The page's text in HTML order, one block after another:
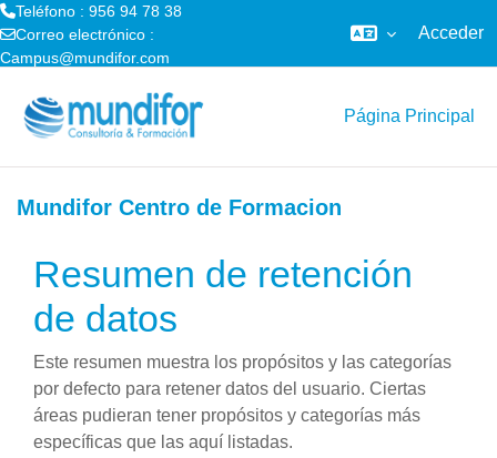
Teléfono : 956 94 78 38
Correo electrónico :
Campus@mundifor.com
Acceder
Página Principal
Mundifor Centro de Formacion
Resumen de retención
de datos
Este resumen muestra los propósitos y las categorías
por defecto para retener datos del usuario. Ciertas
áreas pudieran tener propósitos y categorías más
específicas que las aquí listadas.